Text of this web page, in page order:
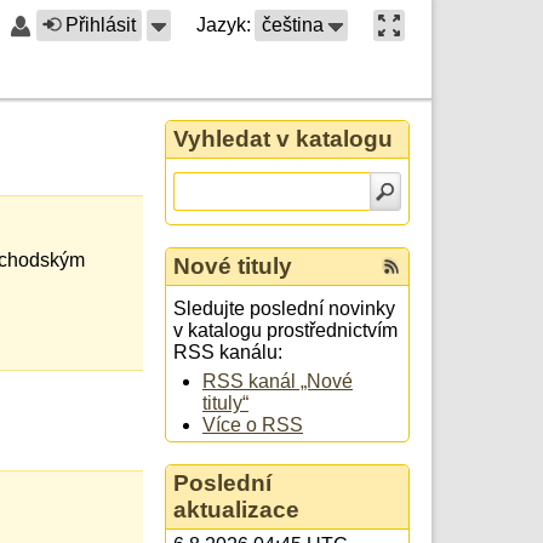
Přihlásit Jazyk: čeština
Vyhledat v katalogu
Nové tituly
Sledujte poslední novinky
v katalogu prostřednictvím
RSS kanálu:
RSS kanál „Nové
tituly“
Více o RSS
Poslední
aktualizace